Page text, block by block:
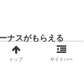
ナスがもらえる
トップ サイドバー